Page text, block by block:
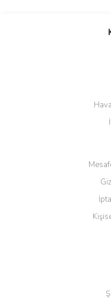
Bu
Ürün resmi kalitesiz,
Ürün açıklamasında
Ürün bilgilerinde
Ürün fiyatı diğer
Bu ürüne benzer farklı